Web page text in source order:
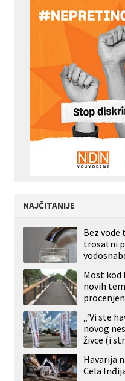
NAJČITANIJE
Bez vode
trosatni
Most kod
novih
„‘Vi ste
novog
živce (i
Havarija
Cela